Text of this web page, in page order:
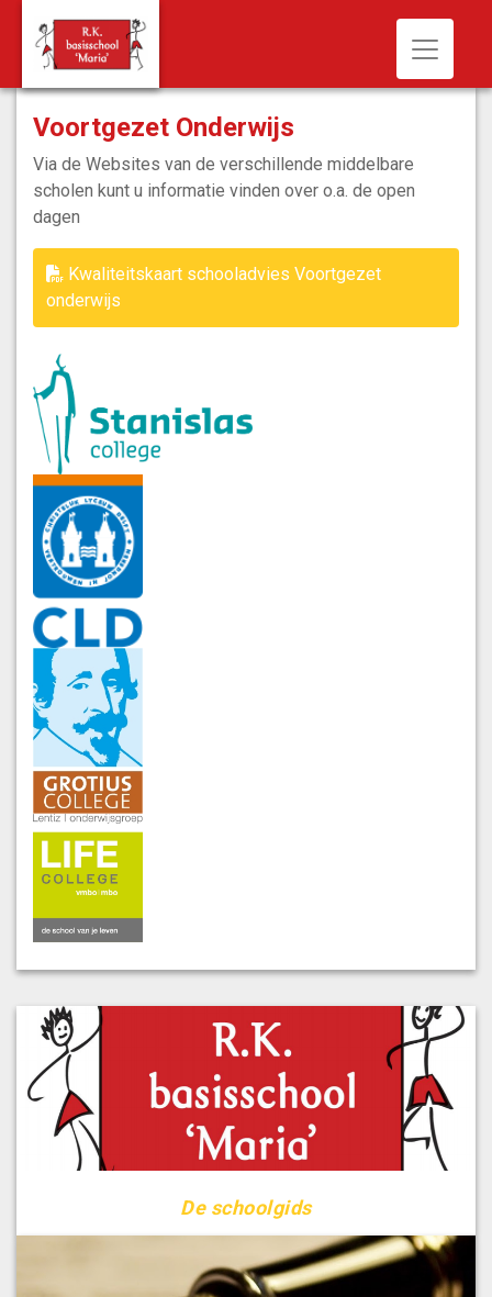
Toggle
Voortgezet Onderwijs
Via de Websites van de verschillende middelbare
scholen kunt u informatie vinden over o.a. de open
dagen
Kwaliteitskaart schooladvies Voortgezet
onderwijs
De schoolgids